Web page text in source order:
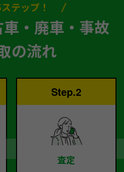
テップ！
・廃車・事故
の流れ
Step.2
査定